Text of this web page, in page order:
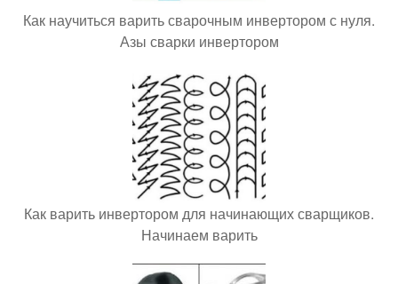
Как научиться варить сварочным инвертором с нуля.
Азы сварки инвертором
Как варить инвертором для начинающих сварщиков.
Начинаем варить